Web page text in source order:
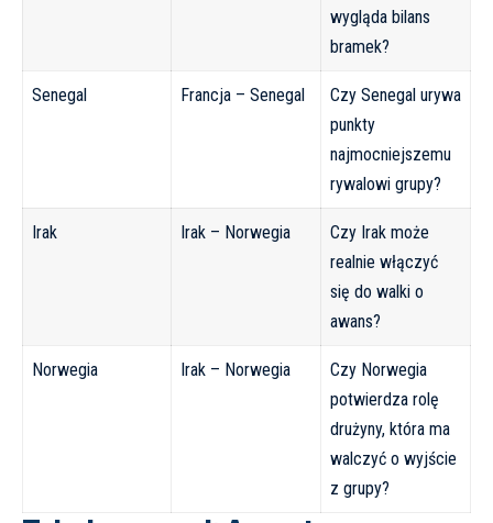
wygląda bilans
bramek?
Senegal Francja – Senegal
Czy Senegal urywa
punkty
najmocniejszemu
rywalowi grupy?
Irak Irak – Norwegia
Czy Irak może
realnie włączyć
się do walki o
awans?
Norwegia Irak – Norwegia
Czy Norwegia
potwierdza rolę
drużyny, która ma
walczyć o wyjście
z grupy?